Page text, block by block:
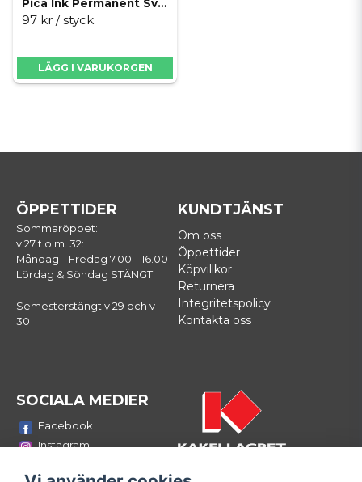
Pica Ink Permanent Svart
97 kr / styck
LÄGG I VARUKORGEN
ÖPPETTIDER
Sommaröppet:
v 27 t.o.m. 32:
Måndag – Fredag 7.00 – 16.00
Lördag & Söndag STÄNGT
Semesterstängt v 29 och v
30
KUNDTJÄNST
Om oss
Öppettider
Köpvillkor
Returnera
Integritetspolicy
Kontakta oss
SOCIALA MEDIER
Facebook
Instagram